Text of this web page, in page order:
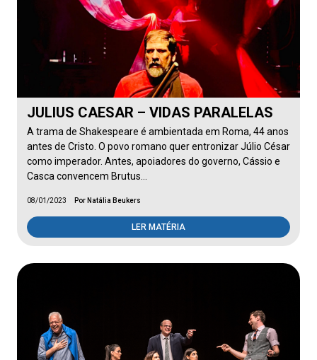
JULIUS CAESAR – VIDAS PARALELAS
A trama de Shakespeare é ambientada em Roma, 44 anos
antes de Cristo. O povo romano quer entronizar Júlio César
como imperador. Antes, apoiadores do governo, Cássio e
Casca convencem Brutus…
08/01/2023 Por Natália Beukers
LER MATÉRIA